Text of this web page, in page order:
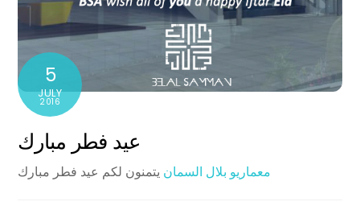
5
JULY
2016
عيد فطر مبارك
معماريو بلال السمان يتمنون لكم عيد فطر مبارك